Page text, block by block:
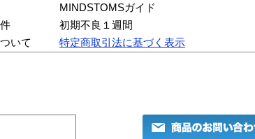
MINDSTOMSガイド
初期不良１週間
いて
特定商取引法に基づく表示